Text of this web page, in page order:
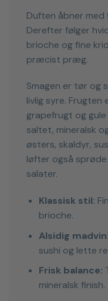
Duften åbner
Derefter følger
brioche og fine
præcist præg.
Smagen er tør og
livlig syre.
grapefrugt og
saltet, mineralsk
østers, skaldyr,
løfter også
salater.
Klassisk stil:
brioche.
Alsidig madvin:
sushi og lette
Frisk balance:
mineralsk finish.